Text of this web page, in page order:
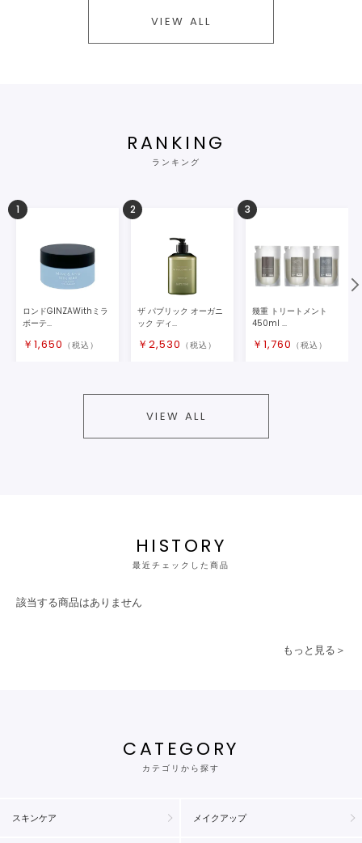
VIEW ALL
RANKING
ランキング
1
ロンドGINZAWithミラ
ボーテ...
￥ 1,650 （税込）
2
ザ パブリック オーガニ
ック ディ...
￥ 2,530 （税込）
3
幾重 トリートメント
450ml ...
￥ 1,760 （税込）
VIEW ALL
HISTORY
最近チェックした商品
該当する商品はありません
もっと見る＞
CATEGORY
カテゴリから探す
スキンケア メイクアップ